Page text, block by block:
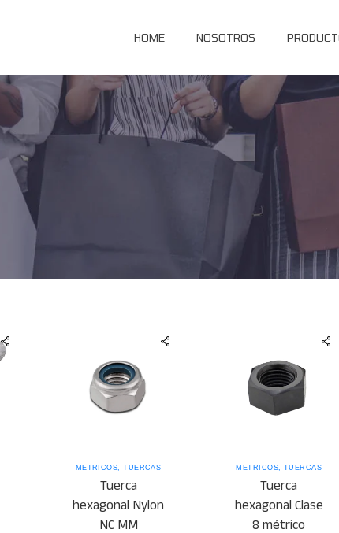
HOME NOSOTROS
MÉTRICOS,TUERCAS
Tuerca
hexagonal Nylon
NC MM
MÉTRICOS, TUERCAS
Tuerca
hexagonal Clase
8 métrico